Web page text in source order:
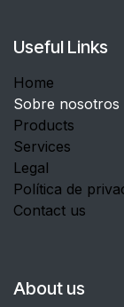
Useful Links
Home
Sobre nosotros
Products
Services
Legal
Política de
Contact us
About us